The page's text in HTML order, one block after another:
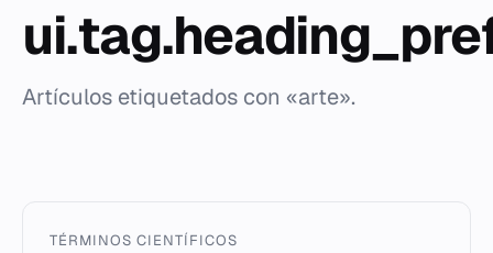
Artículos etiquetados con «arte».
TÉRMINOS CIENTÍFICOS